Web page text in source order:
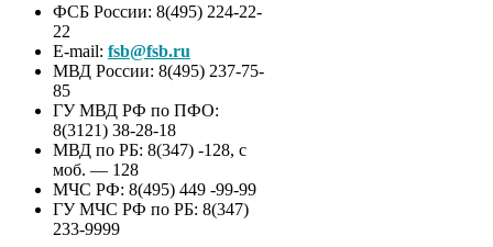
ФСБ России: 8(495) 224-22-
22
E-mail: fsb@fsb.ru
МВД России: 8(495) 237-75-
85
ГУ МВД РФ по ПФО:
8(3121) 38-28-18
МВД по РБ: 8(347) -128, с
моб. — 128
МЧС РФ: 8(495) 449 -99-99
ГУ МЧС РФ по РБ: 8(347)
233-9999